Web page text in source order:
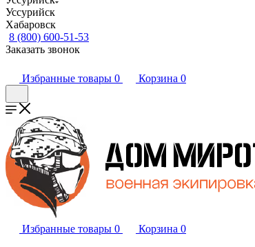
Уссурийск
Хабаровск
8 (800) 600-51-53
Заказать звонок
Избранные товары 0 Корзина 0
Избранные товары 0 Корзина 0